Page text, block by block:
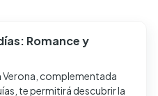
Romance y
Verona, complementada
te permitirá descubrir la